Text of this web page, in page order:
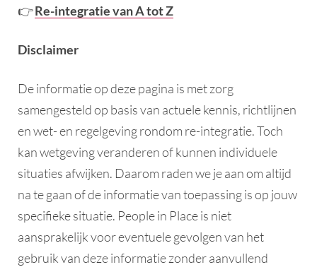
👉Re-integratie van A tot Z
Disclaimer
De informatie op deze pagina is met zorg
samengesteld op basis van actuele kennis, richtlijnen
en wet- en regelgeving rondom re-integratie. Toch
kan wetgeving veranderen of kunnen individuele
situaties afwijken. Daarom raden we je aan om altijd
na te gaan of de informatie van toepassing is op jouw
specifieke situatie. People in Place is niet
aansprakelijk voor eventuele gevolgen van het
gebruik van deze informatie zonder aanvullend